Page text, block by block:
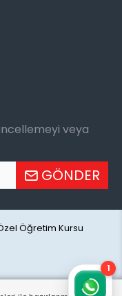
veya
GÖNDER
Öğretim Kursu
1